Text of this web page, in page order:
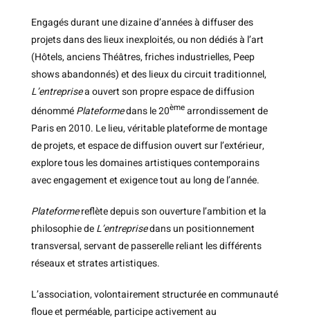
Engagés durant une dizaine d’années à diffuser des
projets dans des lieux inexploités, ou non dédiés à l’art
(Hôtels, anciens Théâtres, friches industrielles, Peep
shows abandonnés) et des lieux du circuit traditionnel,
L’entreprisea ouvert son propre espace de diffusion
dénomméPlateformedans le 20èmearrondissement de
Paris en 2010. Le lieu, véritable plateforme de montage
de projets, et espace de diffusion ouvert sur l’extérieur,
explore tous les domaines artistiques contemporains
avec engagement et exigence tout au long de l’année.
Plateforme reflète depuis son ouverture l’ambition et la
philosophie deL’entreprisedans un positionnement
transversal, servant de passerelle reliant les différents
réseaux et strates artistiques.
L’association, volontairement structurée en communauté
floue et perméable, participe activement au